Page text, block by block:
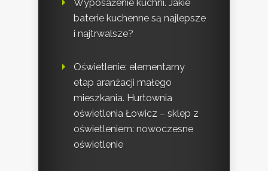
Wyposażenie kuchni. Jakie
baterie kuchenne są najlepsze
i najtrwalsze?
Oświetlenie: elementarny
etap aranżacji małego
mieszkania. Hurtownia
oświetlenia Łowicz – sklep z
oświetleniem: nowoczesne
oświetlenie